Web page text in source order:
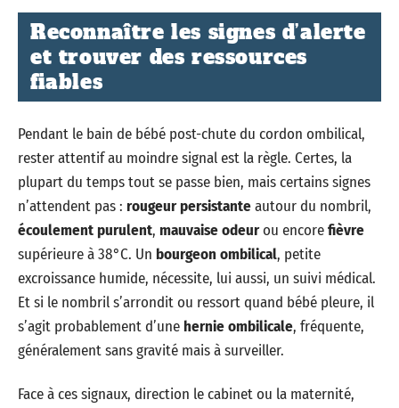
Reconnaître les signes d’alerte
et trouver des ressources
fiables
Pendant le bain de bébé post-chute du cordon ombilical,
rester attentif au moindre signal est la règle. Certes, la
plupart du temps tout se passe bien, mais certains signes
n’attendent pas : rougeur persistanteautour du nombril,
écoulement purulent, mauvaise odeurou encorefièvre
supérieure à 38°C. Un bourgeon ombilical, petite
excroissance humide, nécessite, lui aussi, un suivi médical.
Et si le nombril s’arrondit ou ressort quand bébé pleure, il
s’agit probablement d’unehernie ombilicale, fréquente,
généralement sans gravité mais à surveiller.
Face à ces signaux, direction le cabinet ou la maternité,